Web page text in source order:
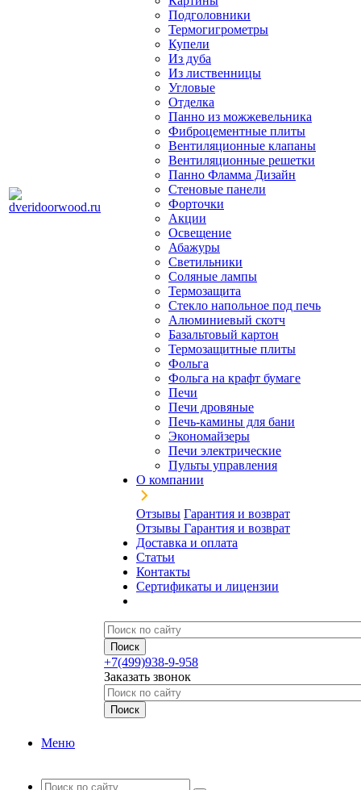
Подголовники
Термогигрометры
Купели
Из дуба
Из лиственницы
Угловые
Отделка
Панно из можжевельника
Фиброцементные плиты
Вентиляционные клапаны
Вентиляционные решетки
Панно Фламма Дизайн
Стеновые панели
Форточки
Акции
Освещение
Абажуры
Светильники
Соляные лампы
Термозащита
Стекло напольное под печь
Алюминиевый скотч
Базальтовый картон
Термозащитные плиты
Фольга
Фольга на крафт бумаге
Печи
Печи дровяные
Печь-камины для бани
Экономайзеры
Печи электрические
Пульты управления
О компании
Отзывы Гарантия и возврат
Отзывы Гарантия и возврат
Доставка и оплата
Статьи
Контакты
Сертификаты и лицензии
+7(499)938-9-958
Заказать звонок
Меню